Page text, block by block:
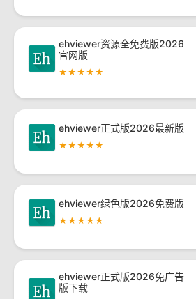
ehviewer资源全免费版2026
官网版
★★★★★
ehviewer正式版2026最新版
★★★★★
ehviewer绿色版2026免费版
★★★★★
ehviewer正式版2026免广告
版下载